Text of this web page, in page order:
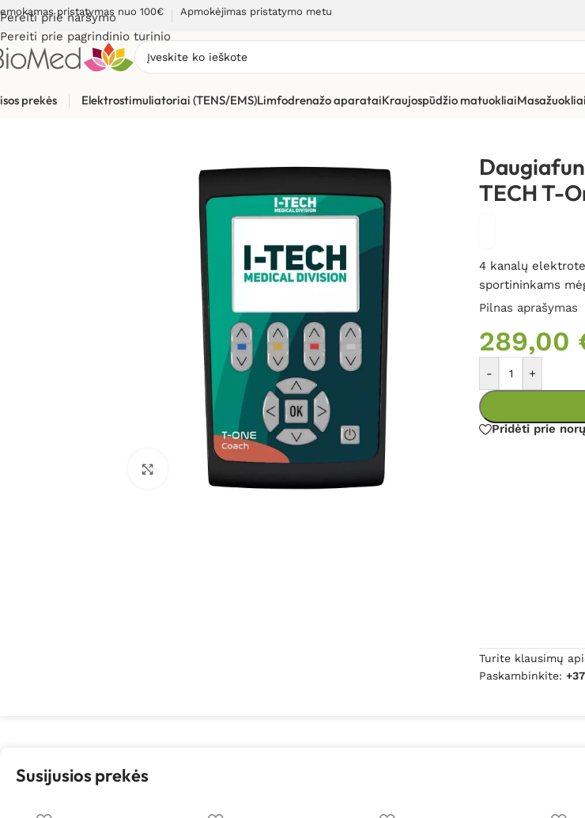
Pereiti prie naršymo
Pereiti prie pagrindinio turinio
pristatymas nuo 100€ Apmokėjimas pristatymo metu
prekės Elektrostimuliatoriai (TENS/EMS)Limfodrenažo aparataiKraujospūdžio matuokliaiMasažuokliai
Elektrostimuliacijai (TENS / EMS)
Spustelėkite, kad padidintumėte
TECH T-
4 kanalų
sportininkams
Pilnas aprašymas
289,00
- +
Pridėti prie
Turite klausimų
Paskambinkite:
Susijusios prekės